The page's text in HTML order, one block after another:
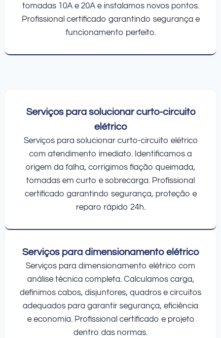
tomadas 10A e 20A e instalamos novos pontos.
Profissional certificado garantindo segurança e
funcionamento perfeito.
Serviços para solucionar curto-circuito
elétrico
Serviços para solucionar curto-circuito elétrico
com atendimento imediato. Identificamos a
origem da falha, corrigimos fiação queimada,
tomadas em curto e sobrecarga. Profissional
certificado garantindo segurança, proteção e
reparo rápido 24h.
Serviços para dimensionamento elétrico
Serviços para dimensionamento elétrico com
análise técnica completa. Calculamos carga,
definimos cabos, disjuntores, quadros e circuitos
adequados para garantir segurança, eficiência
e economia. Profissional certificado e projeto
dentro das normas.